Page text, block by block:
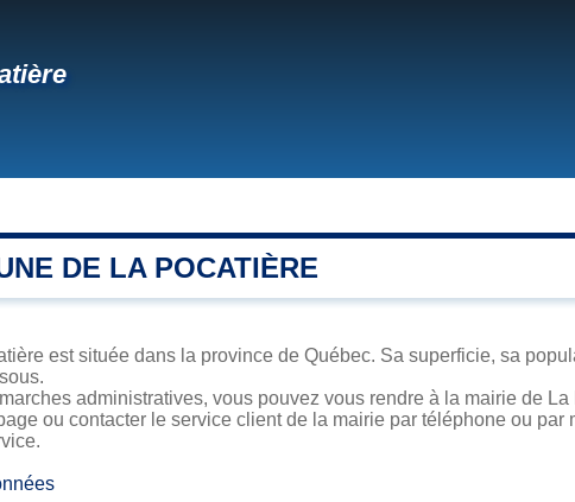
DE LA POCATIÈRE
est située dans la province de Québec. Sa superficie, sa
administratives, vous pouvez vous rendre à la mairie de
ou contacter le service client de la mairie par téléphone ou